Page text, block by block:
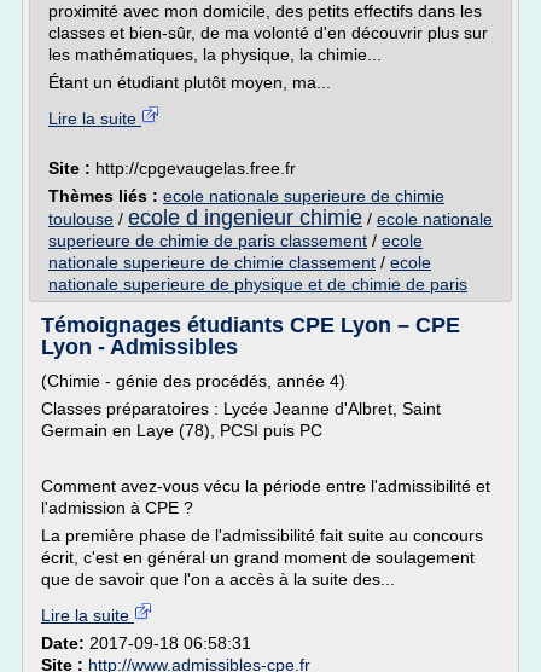
proximité avec mon domicile, des petits effectifs dans les
classes et bien-sûr, de ma volonté d'en découvrir plus sur
les mathématiques, la physique, la chimie...
Étant un étudiant plutôt moyen, ma...
Lire la suite
Site : http://cpgevaugelas.free.fr
Thèmes liés : ecole nationale superieure de chimie
toulouse / ecole d ingenieur chimie / ecole nationale
superieure de chimie de paris classement / ecole
nationale superieure de chimie classement / ecole
nationale superieure de physique et de chimie de paris
Témoignages étudiants CPE Lyon – CPE
Lyon - Admissibles
(Chimie - génie des procédés, année 4)
Classes préparatoires : Lycée Jeanne d'Albret, Saint
Germain en Laye (78), PCSI puis PC
Comment avez-vous vécu la période entre l'admissibilité et
l'admission à CPE ?
La première phase de l'admissibilité fait suite au concours
écrit, c'est en général un grand moment de soulagement
que de savoir que l'on a accès à la suite des...
Lire la suite
Date: 2017-09-18 06:58:31
Site : http://www.admissibles-cpe.fr